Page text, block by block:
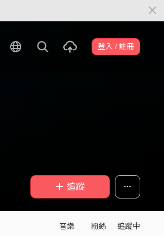
登入 / 註冊
＋ 追蹤
音樂 粉絲 追蹤中